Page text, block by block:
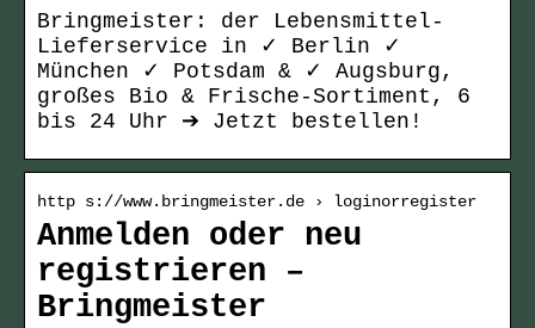
Bringmeister: der Lebensmittel-
Lieferservice in ✓ Berlin ✓
München ✓ Potsdam & ✓ Augsburg,
großes Bio & Frische-Sortiment, 6
bis 24 Uhr ➔ Jetzt bestellen!
http s://www.bringmeister.de › loginorregister
Anmelden oder neu
registrieren –
Bringmeister